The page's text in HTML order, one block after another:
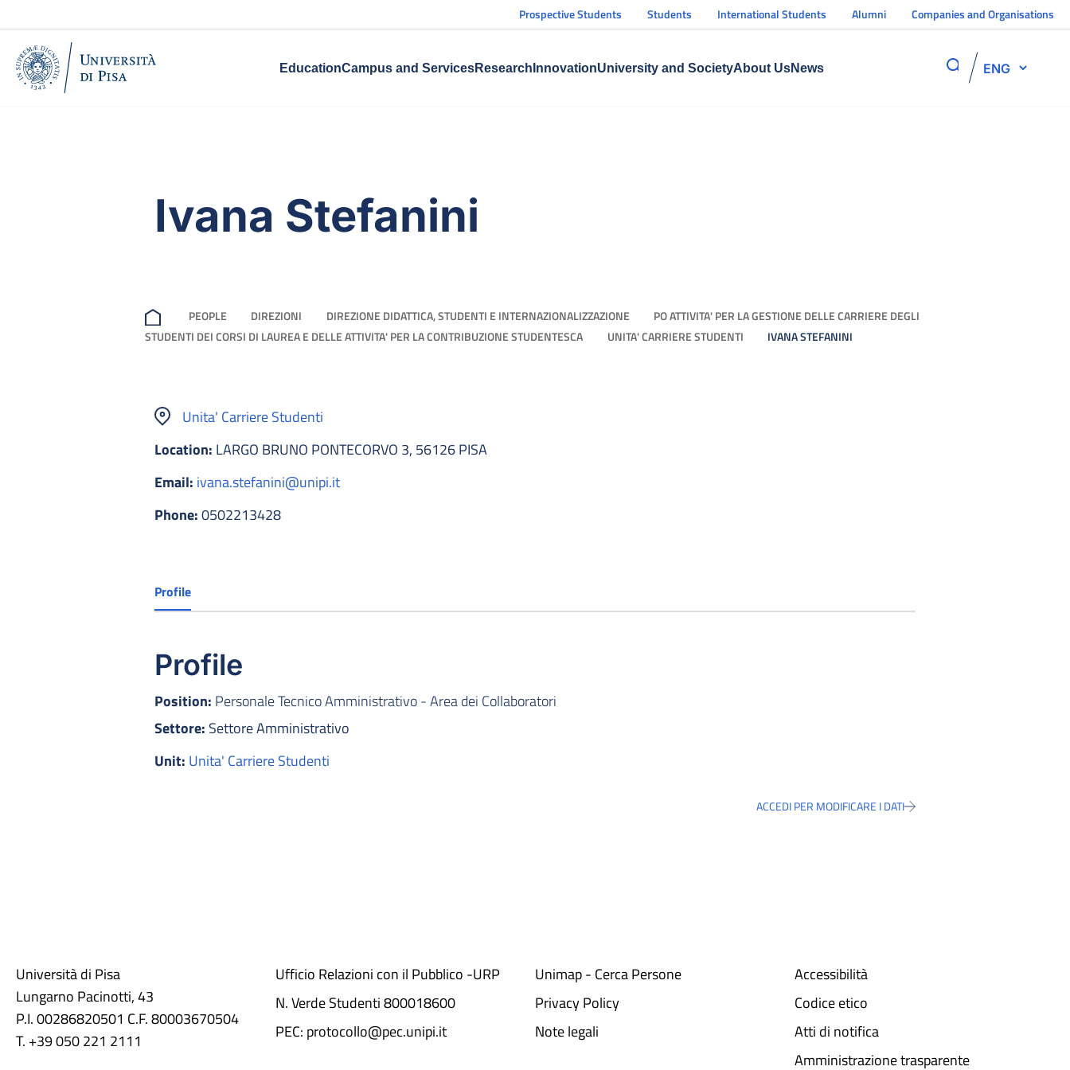
Prospective Students Students International Students Alumni Companies and Organisations
EducationCampus and ServicesResearch InnovationUniversity and SocietyAbout UsNews ENG
Ivana Stefanini
PEOPLE DIREZIONI DIREZIONE DIDATTICA, STUDENTI E INTERNAZIONALIZZAZIONE
PO ATTIVITA' PER LA GESTIONE DELLE CARRIERE DEGLI
STUDENTI DEI CORSI DI LAUREA E DELLE ATTIVITA' PER LA CONTRIBUZIONE STUDENTESCA
UNITA' CARRIERE STUDENTI IVANA STEFANINI
Unita' Carriere Studenti
Location: LARGO BRUNO PONTECORVO 3, 56126 PISA
Email: ivana.stefanini@unipi.it
Phone:0502213428
Profile
Profile
Position: Personale Tecnico Amministrativo - Area dei Collaboratori
Settore: Settore Amministrativo
Unit: Unita' Carriere Studenti
ACCEDI PER MODIFICARE I DATI
Università di Pisa
Lungarno Pacinotti, 43
P.I. 00286820501 C.F. 80003670504
T. +39 050 221 2111
Ufficio Relazioni con il Pubblico -URP
N. Verde Studenti 800018600​
PEC: protocollo@pec.unipi.it
Unimap - Cerca Persone
Privacy Policy
Note legali
Accessibilità
Codice etico
Atti di notifica
Amministrazione trasparente